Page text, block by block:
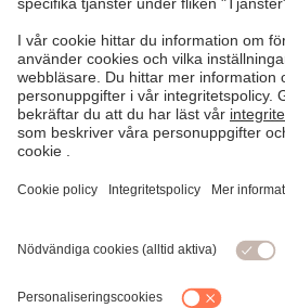
Informera mig när det finns ett svar
SKICKA FRÅGAN